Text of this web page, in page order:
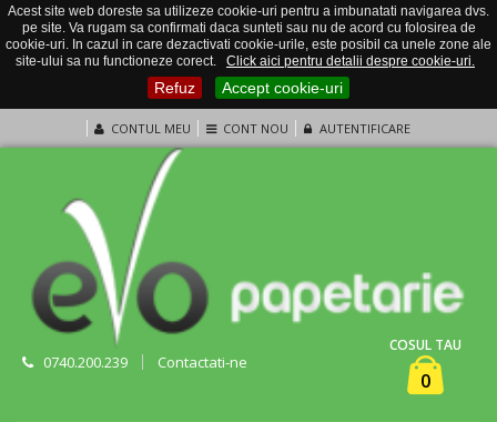
Acest site web doreste sa utilizeze cookie-uri pentru a imbunatati navigarea dvs.
pe site. Va rugam sa confirmati daca sunteti sau nu de acord cu folosirea de
cookie-uri. In cazul in care dezactivati cookie-urile, este posibil ca unele zone ale
site-ului sa nu functioneze corect.
Click aici pentru detalii despre cookie-uri.
Refuz Accept cookie-uri
CONTUL MEU CONT NOU AUTENTIFICARE
0740.200.239 Contactati-ne
COSUL TAU
0